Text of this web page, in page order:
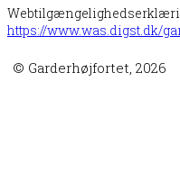
https://www.was.digst.dk/
© Garderhøjfortet, 2026